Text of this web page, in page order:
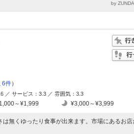
by
6件）
／ サービス：3.3 ／ 雰囲気：3.3
～¥1,999 ¥3,000～¥3,999
無くゆったり食事が出来ます。市場にあるお店